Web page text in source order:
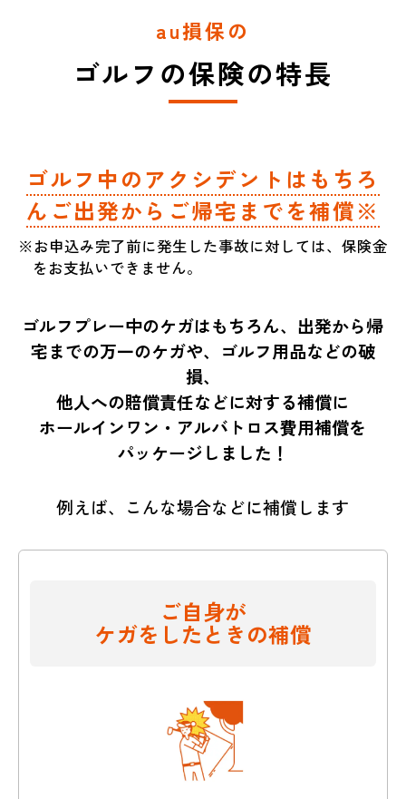
au損保の
ゴルフの保険の特長
ゴルフ中のアクシデントはもちろ
んご出発からご帰宅までを補償※
※お申込み完了前に発生した事故に対しては、保険金
をお支払いできません。
ゴルフプレー中のケガはもちろん、出発から帰
宅までの万一のケガや、ゴルフ用品などの破
損、
他人への賠償責任などに対する補償に
ホールインワン・アルバトロス費用補償を
パッケージしました！
例えば、こんな場合などに補償します
ご自身が
ケガをしたときの補償